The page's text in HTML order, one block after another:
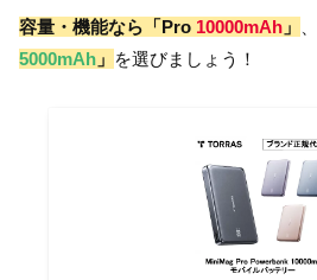
容量・機能なら「Pro 10000mAh 」
5000mAh 」 を選びましょう！